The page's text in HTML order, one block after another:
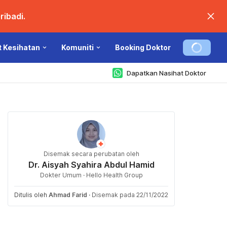
Kesihatan Komuniti Booking Doktor
Dapatkan Nasihat Doktor
Disemak secara perubatan oleh
Dr. Aisyah Syahira Abdul Hamid
Dokter Umum · Hello Health Group
Ditulis oleh Ahmad Farid · Disemak pada 22/11/2022